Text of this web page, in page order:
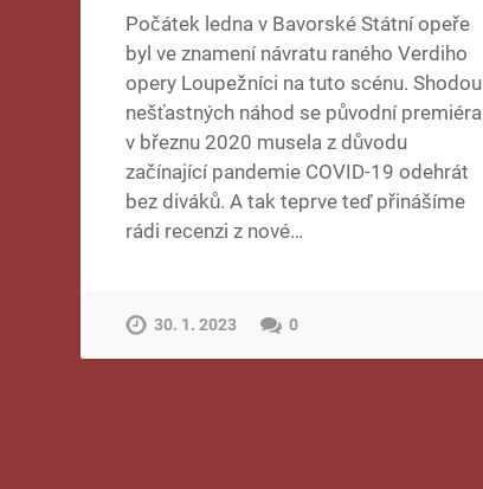
Počátek ledna v Bavorské Státní opeře
byl ve znamení návratu raného Verdiho
opery Loupežníci na tuto scénu. Shodou
nešťastných náhod se původní premiéra
v březnu 2020 musela z důvodu
začínající pandemie COVID-19 odehrát
bez diváků. A tak teprve teď přinášíme
rádi recenzi z nové…
30. 1. 2023 0